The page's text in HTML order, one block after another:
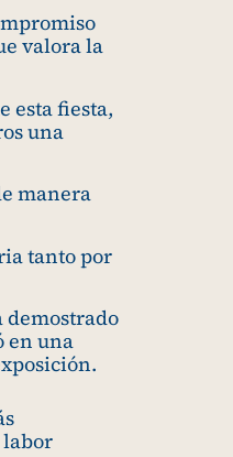
valora la
esta fiesta,
una
manera
tanto por
demostrado
en una
labor